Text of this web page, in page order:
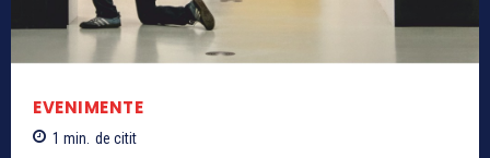
EVENIMENTE
1 min. de citit